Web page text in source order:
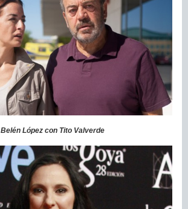
Belén López con Tito Valverde